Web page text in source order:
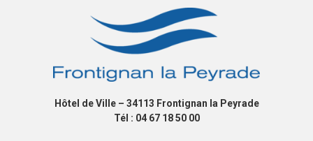
Hôtel de Ville – 34113 Frontignan la Peyrade
Tél : 04 67 18 50 00